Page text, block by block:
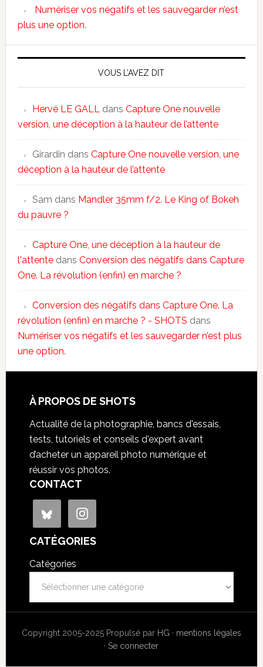
Numériser vos négatifs et les sauvegarder n’est
plus une option.
VOUS L’AVEZ DIT
Hervé LE GALL dans Capture One nouvelle
version, une déception à la hauteur de l’attente
Girardin dans Capture One nouvelle version, une
déception à la hauteur de l’attente
Sam dans Mandler 35mm f/2. Le King of Bokeh
du pauvre ?
Capture One, une déception à la hauteur de
l'attentedans Conversion des négatifs dans Capture
One. La révolution (enfin) en marche ?
Conversion des négatifs dans Capture One. La
révolution (enfin) en marche ? - SHOTS dans
Numériser vos négatifs et les sauvegarder n’est plus
une option.
À PROPOS DE SHOTS
Actualité de la photographie, bancs d'essais,
tests, tutoriels et conseils d'expert avant
d’acheter un appareil photo numérique et
réussir vos photos.
CONTACT
CATÉGORIES
Catégories
Copyright 2005-2025 Propulsé par HG · mentions légales
·Se connecter